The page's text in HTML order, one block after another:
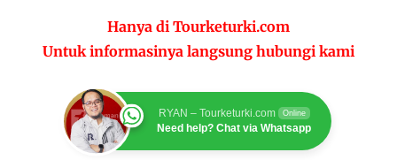
Hanya di Tourketurki.com
Untuk informasinya langsung hubungi kami
RYAN – Tourketurki.com Online
Need help? Chat via Whatsapp